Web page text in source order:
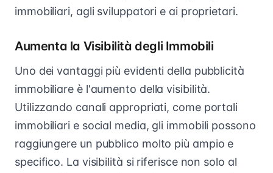
immobiliari, agli sviluppatori e ai proprietari.
Aumenta la Visibilità degli Immobili
Uno dei vantaggi più evidenti della pubblicità
immobiliare è l'aumento della visibilità.
Utilizzando canali appropriati, come portali
immobiliari e social media, gli immobili possono
raggiungere un pubblico molto più ampio e
specifico. La visibilità si riferisce non solo al